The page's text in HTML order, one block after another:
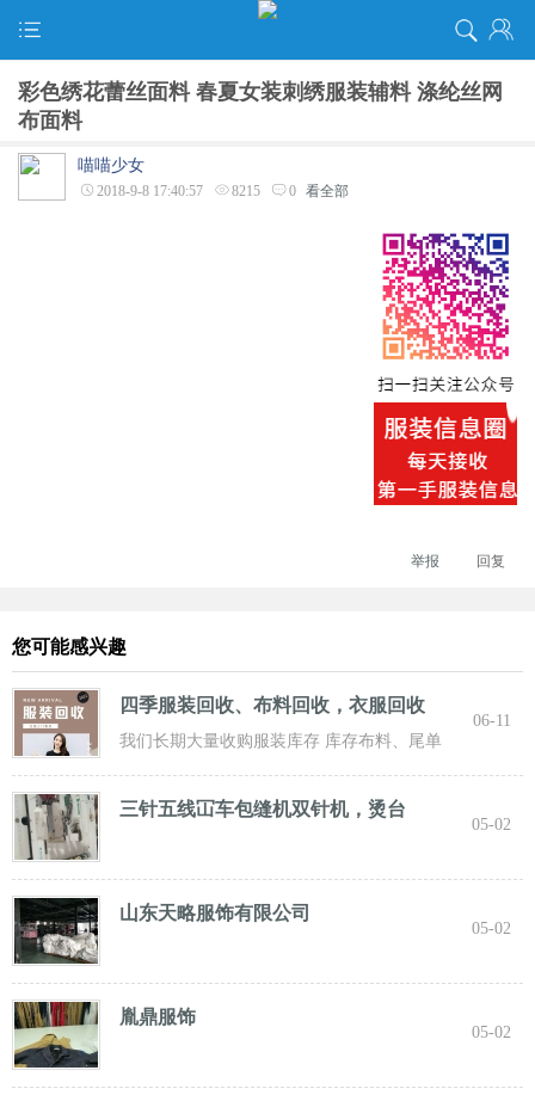
彩色绣花蕾丝面料 春夏女装刺绣服装辅料 涤纶丝网
布面料
喵喵少女
2018-9-8 17:40:57 8215 0 看全部
回复
举报
您可能感兴趣
四季服装回收、布料回收，衣服回收
我们长期大量收购服装库存 库存布料、尾单
服装，专业诚信共赢， 实力雄厚 ！ 长期面向
06-11
三针五线冚车包缝机双针机，烫台
05-02
山东天略服饰有限公司
05-02
胤鼎服饰
05-02